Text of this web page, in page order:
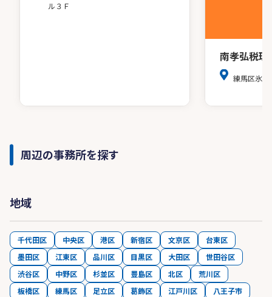
ル３Ｆ
南孝弘税理
練馬区氷川
周辺の事務所を探す
地域
千代田区 中央区 港区 新宿区 文京区
台東区
墨田区
江東区 品川区 目黒区 大田区
世田谷区
渋谷区
中野区 杉並区 豊島区 北区
荒川区
板橋区
練馬区 足立区 葛飾区 江戸川区
八王子市